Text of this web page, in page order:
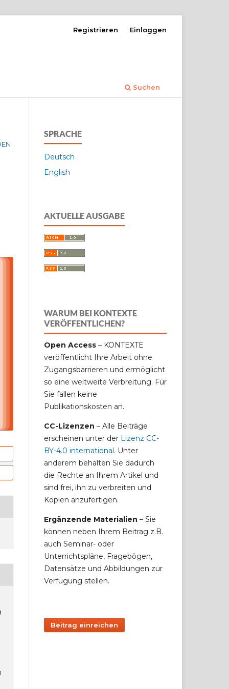
Suchen
Registrieren Einloggen
SPRACHE
Deutsch
English
AKTUELLE AUSGABE
WARUM BEI KONTEXTE
VERÖFFENTLICHEN?
Open Access – KONTEXTE
veröffentlicht Ihre Arbeit ohne
Zugangsbarrieren und ermöglicht
so eine weltweite Verbreitung. Für
Sie fallen keine
Publikationskosten an.
CC-Lizenzen – Alle Beiträge
erscheinen unter der Lizenz CC-
BY-4.0 international. Unter
anderem behalten Sie dadurch
die Rechte an Ihrem Artikel und
sind frei, ihn zu verbreiten und
Kopien anzufertigen.
Ergänzende Materialien – Sie
können neben Ihrem Beitrag z.B.
auch Seminar- oder
Unterrichtspläne, Fragebögen,
Datensätze und Abbildungen zur
Verfügung stellen.
Beitrag einreichen